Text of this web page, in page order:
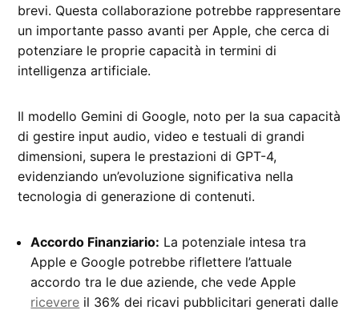
brevi. Questa collaborazione potrebbe rappresentare
un importante passo avanti per Apple, che cerca di
potenziare le proprie capacità in termini di
intelligenza artificiale.
Il modello Gemini di Google, noto per la sua capacità
di gestire input audio, video e testuali di grandi
dimensioni, supera le prestazioni di GPT-4,
evidenziando un’evoluzione significativa nella
tecnologia di generazione di contenuti.
Accordo Finanziario: La potenziale intesa tra
Apple e Google potrebbe riflettere l’attuale
accordo tra le due aziende, che vede Apple
ricevere il 36% dei ricavi pubblicitari generati dalle